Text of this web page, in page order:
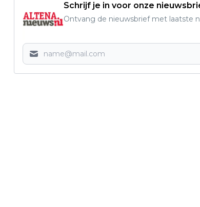
Schrijf je in voor onze
Ontvang de nieuwsbrief met laatste